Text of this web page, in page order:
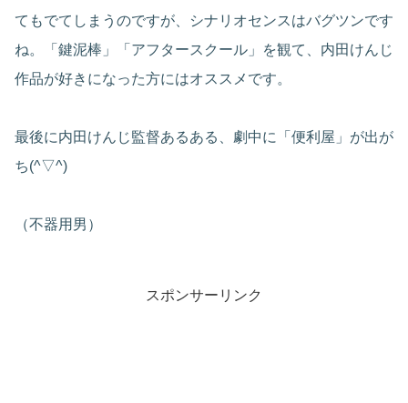
てもでてしまうのですが、シナリオセンスはバグツンです
ね。「鍵泥棒」「アフタースクール」を観て、内田けんじ
作品が好きになった方にはオススメです。
最後に内田けんじ監督あるある、劇中に「便利屋」が出が
ち(^▽^)
（不器用男）
スポンサーリンク